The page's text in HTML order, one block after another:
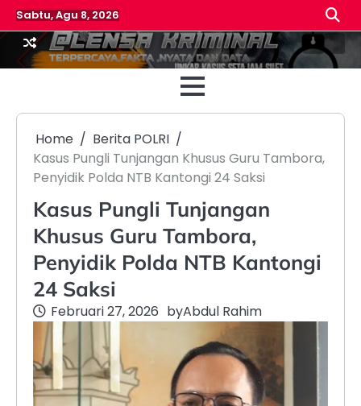
Skip
to
content
Sabtu, Agu 8, 2026
Beranda
Home
Berita POLRI
Kasus Pungli Tunjangan Khusus Guru Tambora,
Penyidik Polda NTB Kantongi 24 Saksi
Kasus Pungli Tunjangan
Khusus Guru Tambora,
Penyidik Polda NTB Kantongi
24 Saksi
Februari 27, 2026 byAbdul Rahim